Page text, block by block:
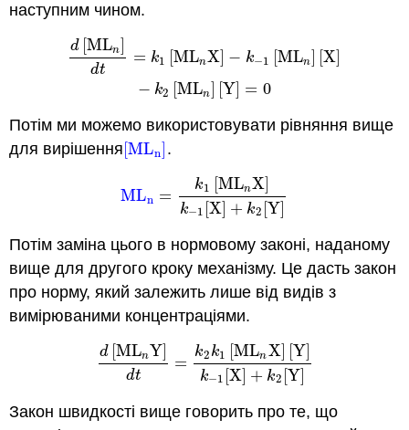
наступним чином.
d [MLn
dt
= k1 [MLnX − k−1 [MLn [X
− k2 [MLn] [Y] = 0
n] dt=k1 n ]− k− 1[M ] −k2[ M Ln]
Потім ми можемо використовувати рівняння вище
для вирішення [MLn
[MLn .
MLn =
k1 MLnX
k−1 [X] + k2 [Y]
MLn =k 1[MLnX]k−1[X]+
Потім заміна цього в нормовому законі, наданому
вище для другого кроку механізму. Це дасть закон
про норму, який залежить лише від видів з
вимірюваними концентраціями.
d MLnY
dt
=
k2k1 [MLnX] Y]
k−1 [X] + k2 [Y]
d[MLnY]dt =k 2k1[MLnX][Y]k−1
Закон швидкості вище говорить про те, що